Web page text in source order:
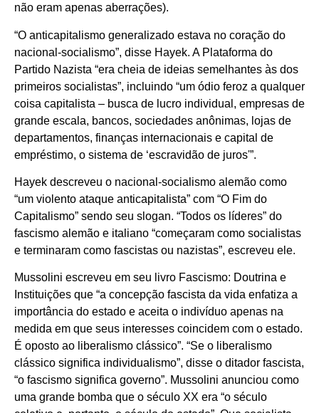
não eram apenas aberrações).
“O anticapitalismo generalizado estava no coração do
nacional-socialismo”, disse Hayek. A Plataforma do
Partido Nazista “era cheia de ideias semelhantes às dos
primeiros socialistas”, incluindo “um ódio feroz a qualquer
coisa capitalista – busca de lucro individual, empresas de
grande escala, bancos, sociedades anônimas, lojas de
departamentos, finanças internacionais e capital de
empréstimo, o sistema de ‘escravidão de juros'”.
Hayek descreveu o nacional-socialismo alemão como
“um violento ataque anticapitalista” com “O Fim do
Capitalismo” sendo seu slogan. “Todos os líderes” do
fascismo alemão e italiano “começaram como socialistas
e terminaram como fascistas ou nazistas”, escreveu ele.
Mussolini escreveu em seu livro Fascismo: Doutrina e
Instituições que “a concepção fascista da vida enfatiza a
importância do estado e aceita o indivíduo apenas na
medida em que seus interesses coincidem com o estado.
É oposto ao liberalismo clássico”. “Se o liberalismo
clássico significa individualismo”, disse o ditador fascista,
“o fascismo significa governo”. Mussolini anunciou como
uma grande bomba que o século XX era “o século